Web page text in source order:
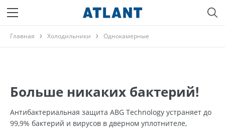
Главная Холодильники Однокамерные
Больше никаких бактерий!
Антибактериальная защита ABG Technology устраняет до
99,9% бактерий и вирусов в дверном уплотнителе,